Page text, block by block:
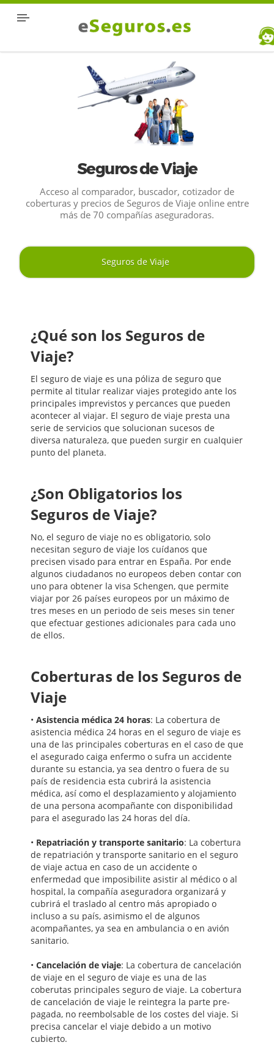
Seguros de Viaje
Acceso al comparador, buscador, cotizador de
coberturas y precios de Seguros de Viaje online entre
más de 70 compañías aseguradoras.
Seguros de Viaje
¿Qué son los Seguros de
Viaje?
El seguro de viaje es una póliza de seguro que
permite al titular realizar viajes protegido ante los
principales imprevistos y percances que pueden
acontecer al viajar. El seguro de viaje presta una
serie de servicios que solucionan sucesos de
diversa naturaleza, que pueden surgir en cualquier
punto del planeta.
¿Son Obligatorios los
Seguros de Viaje?
No, el seguro de viaje no es obligatorio, solo
necesitan seguro de viaje los cuídanos que
precisen visado para entrar en España. Por ende
algunos ciudadanos no europeos deben contar con
uno para obtener la visa Schengen, que permite
viajar por 26 países europeos por un máximo de
tres meses en un periodo de seis meses sin tener
que efectuar gestiones adicionales para cada uno
de ellos.
Coberturas de los Seguros de
Viaje
• Asistencia médica 24 horas: La cobertura de
asistencia médica 24 horas en el seguro de viaje es
una de las principales coberturas en el caso de que
el asegurado caiga enfermo o sufra un accidente
durante su estancia, ya sea dentro o fuera de su
país de residencia esta cubrirá la asistencia
médica, así como el desplazamiento y alojamiento
de una persona acompañante con disponibilidad
para el asegurado las 24 horas del día.
• Repatriación y transporte sanitario: La cobertura
de repatriación y transporte sanitario en el seguro
de viaje actua en caso de un accidente o
enfermedad que imposibilite asistir al médico o al
hospital, la compañía aseguradora organizará y
cubrirá el traslado al centro más apropiado o
incluso a su país, asimismo el de algunos
acompañantes, ya sea en ambulancia o en avión
sanitario.
• Cancelación de viaje: La cobertura de cancelación
de viaje en el seguro de viaje es una de las
coberutas principales seguro de viaje. La cobertura
de cancelación de viaje le reintegra la parte pre-
pagada, no reembolsable de los costes del viaje. Si
precisa cancelar el viaje debido a un motivo
cubierto.